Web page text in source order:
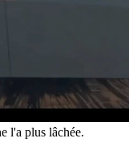
l'a plus lâchée.